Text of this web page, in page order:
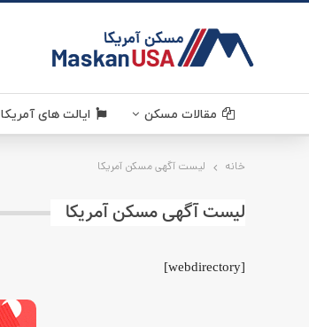
مقالات مسکن ایالت های آمریکا
خانه لیست آگهی مسکن آمریکا
لیست آگهی مسکن آمریکا
[webdirectory]